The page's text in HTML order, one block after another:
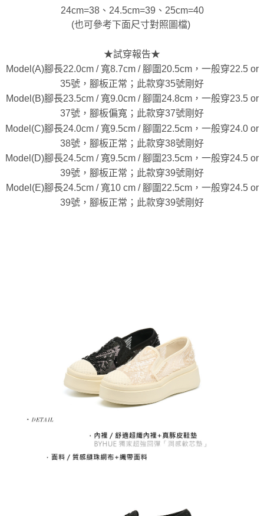
24cm=38、24.5cm=39、25cm=40
(也可參考下面尺寸對照圖檔)
★試穿報告★
Model(A)腳長22.0cm / 寬8.7cm / 腳圍20.5cm，一般穿22.5 or
35號，腳板正常；此款穿35號剛好
Model(B)腳長23.5cm / 寬9.0cm / 腳圍24.8cm，一般穿23.5 or
37號，腳板偏寬；此款穿37號剛好
Model(C)腳長24.0cm / 寬9.5cm / 腳圍22.5cm，一般穿24.0 or
38號，腳板正常；此款穿38號剛好
Model(D)腳長24.5cm / 寬9.5cm / 腳圍23.5cm，一般穿24.5 or
39號，腳板正常；此款穿39號剛好
Model(E)腳長24.5cm / 寬10 cm / 腳圍22.5cm，一般穿24.5 or
39號，腳板正常；此款穿39號剛好